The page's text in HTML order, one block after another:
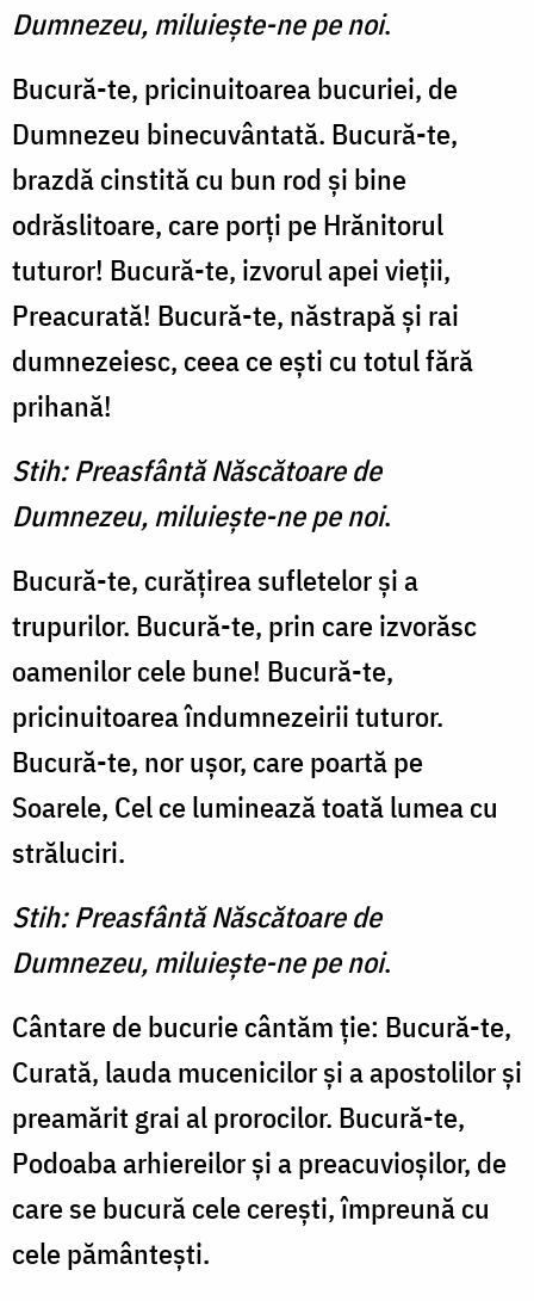
Dumnezeu, miluieşte-ne pe noi.
Bucură-te, pricinuitoarea bucuriei, de
Dumnezeu binecuvântată. Bucură-te,
braz­dă cinstită cu bun rod şi bine
odrăslitoare, care porţi pe Hrănitorul
tuturor! Bucură-te, iz­vorul apei vieţii,
Preacurată! Bucură-te, năstrapă şi rai
dum­nezeiesc, ceea ce eşti cu totul fără
prihană!
Stih: Preasfântă Născătoare de
Dumnezeu, miluieşte-ne pe noi.
Bucură-te, curăţirea suflete­lor şi a
trupurilor. Bucură-te, prin care izvorăsc
oamenilor cele bune! Bucură-te,
pricinuitoarea îndumnezeirii tuturor.
Bucură-te, nor uşor, care poar­tă pe
Soarele, Cel ce luminează toată lumea cu
străluciri.
Stih: Preasfântă Născătoare de
Dumnezeu, miluieşte-ne pe noi.
Cântare de bucurie cântăm ţie: Bucură-te,
Curată, lauda mucenicilor şi a apostolilor şi
preamărit grai al prorocilor. Bucură-te,
Podoaba arhiereilor şi a preacuvioşilor, de
care se bucură cele cereşti, împreună cu
cele pământeşti.